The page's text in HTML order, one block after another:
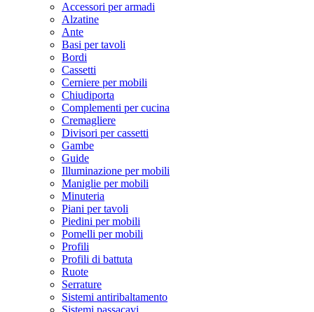
Accessori per armadi
Alzatine
Ante
Basi per tavoli
Bordi
Cassetti
Cerniere per mobili
Chiudiporta
Complementi per cucina
Cremagliere
Divisori per cassetti
Gambe
Guide
Illuminazione per mobili
Maniglie per mobili
Minuteria
Piani per tavoli
Piedini per mobili
Pomelli per mobili
Profili
Profili di battuta
Ruote
Serrature
Sistemi antiribaltamento